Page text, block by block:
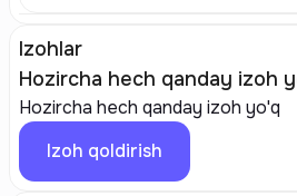
Izohlar
Hozircha hech qanday izoh
Hozircha hech qanday izoh yo'q
Izoh qoldirish